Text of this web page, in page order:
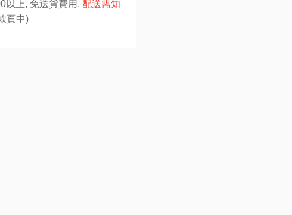
以上, 免送貨費用, 配送需知
頁中)